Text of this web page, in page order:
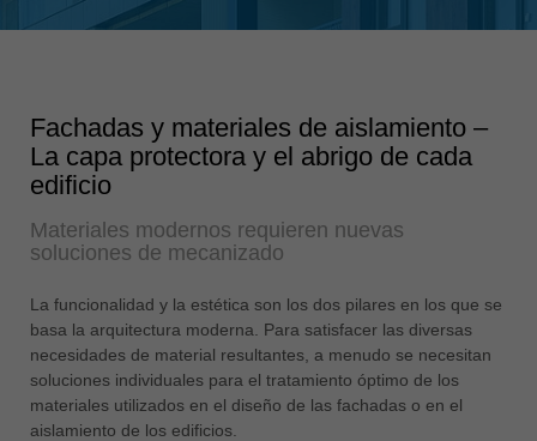
Suomi
english
Türkiye
USA
Việt Nam
中国
中文
Fachadas y materiales de aislamiento –
La capa protectora y el abrigo de cada
edificio
Materiales modernos requieren nuevas
soluciones de mecanizado
La funcionalidad y la estética son los dos pilares en los que se
basa la arquitectura moderna. Para satisfacer las diversas
necesidades de material resultantes, a menudo se necesitan
soluciones individuales para el tratamiento óptimo de los
materiales utilizados en el diseño de las fachadas o en el
aislamiento de los edificios.